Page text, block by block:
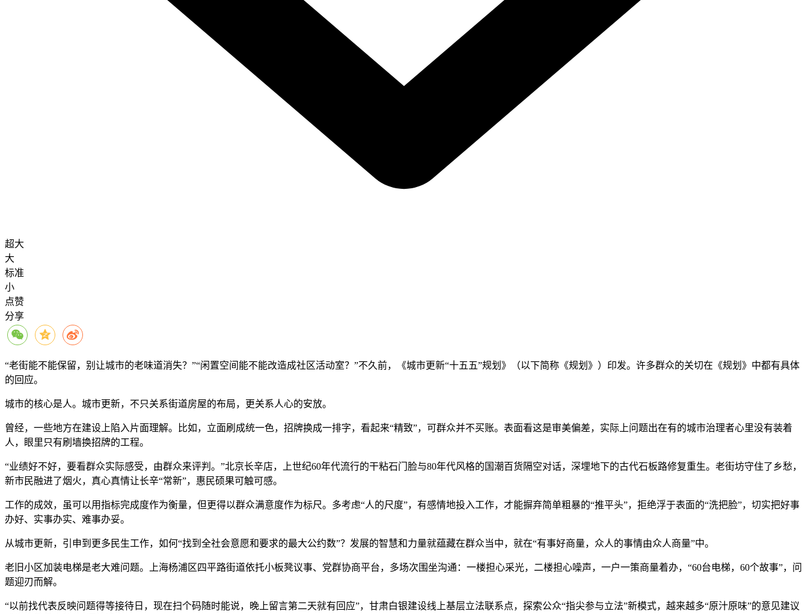
超大
大
标准
小
点赞
分享
“老街能不能保留，别让城市的老味道消失？”“闲置空间能不能改造成社区活动室？”不久前，《城市更新“十五五”规划》（以下简称《规划》）印发。许多群众的关切在《规划》中都有具体
的回应。
城市的核心是人。城市更新，不只关系街道房屋的布局，更关系人心的安放。
曾经，一些地方在建设上陷入片面理解。比如，立面刷成统一色，招牌换成一排字，看起来“精致”，可群众并不买账。表面看这是审美偏差，实际上问题出在有的城市治理者心里没有装着
人，眼里只有刷墙换招牌的工程。
“业绩好不好，要看群众实际感受，由群众来评判。”北京长辛店，上世纪60年代流行的干粘石门脸与80年代风格的国潮百货隔空对话，深埋地下的古代石板路修复重生。老街坊守住了乡愁，
新市民融进了烟火，真心真情让长辛“常新”，惠民硕果可触可感。
工作的成效，虽可以用指标完成度作为衡量，但更得以群众满意度作为标尺。多考虑“人的尺度”，有感情地投入工作，才能摒弃简单粗暴的“推平头”，拒绝浮于表面的“洗把脸”，切实把好事
办好、实事办实、难事办妥。
从城市更新，引申到更多民生工作，如何“找到全社会意愿和要求的最大公约数”？发展的智慧和力量就蕴藏在群众当中，就在“有事好商量，众人的事情由众人商量”中。
老旧小区加装电梯是老大难问题。上海杨浦区四平路街道依托小板凳议事、党群协商平台，多场次围坐沟通：一楼担心采光，二楼担心噪声，一户一策商量着办，“60台电梯，60个故事”，问
题迎刃而解。
“以前找代表反映问题得等接待日，现在扫个码随时能说，晚上留言第二天就有回应”，甘肃白银建设线上基层立法联系点，探索公众“指尖参与立法”新模式，越来越多“原汁原味”的意见建议